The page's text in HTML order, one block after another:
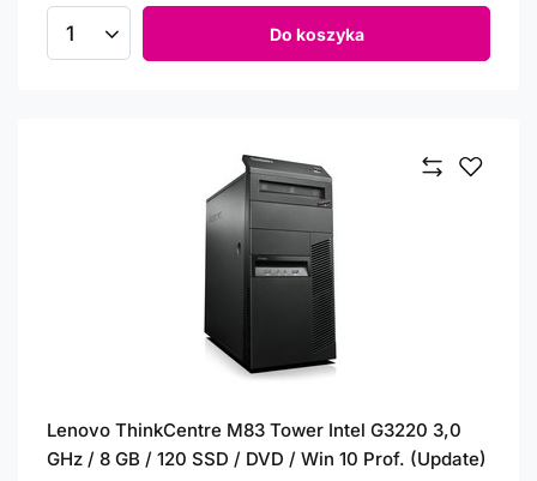
Ilość produktów Do koszyka
Lenovo ThinkCentre M83 Tower Intel G3220 3,0
GHz / 8 GB / 120 SSD / DVD / Win 10 Prof. (Update)